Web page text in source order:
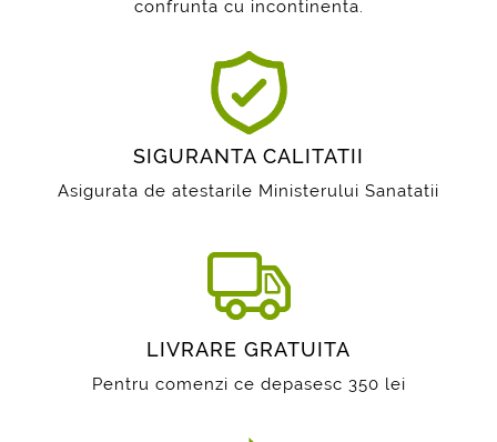
confrunta cu incontinenta.
SIGURANTA CALITATII
Asigurata de atestarile Ministerului Sanatatii
LIVRARE GRATUITA
Pentru comenzi ce depasesc 350 lei